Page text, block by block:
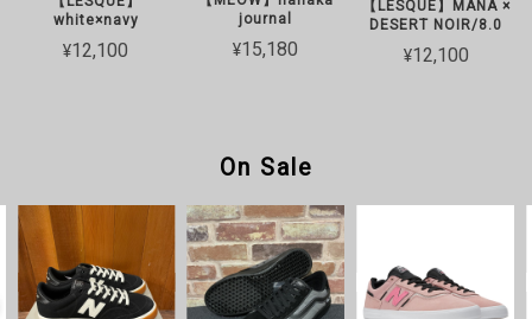
white×navy
¥12,100
journal
¥15,180
【LESQUE】MANA ×
DESERT NOIR/8.0
¥12,100
On Sale